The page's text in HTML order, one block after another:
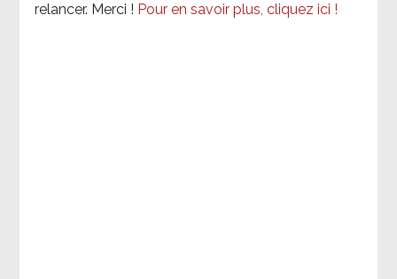
relancer. Merci ! Pour en savoir plus, cliquez ici !